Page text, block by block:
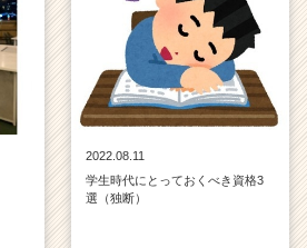
2022.08.11
学生時代にとっておくべき資格3
選（独断）